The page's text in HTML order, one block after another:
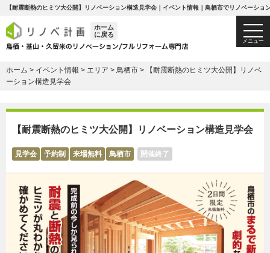
【耐震断熱のヒミツ大公開】リノベーション構造見学会｜イベント情報｜鳥栖市でリノベーシ
ホーム
に戻る
メニュー
ホーム > イベント情報 > エリア > 鳥栖市 >
【耐震断熱のヒミツ大公開】リノベ
ーション構造見学会
【耐震断熱のヒミツ大公開】リノベーション構造見学会
見学会 予約制 来場無料 鳥栖市 開催終了